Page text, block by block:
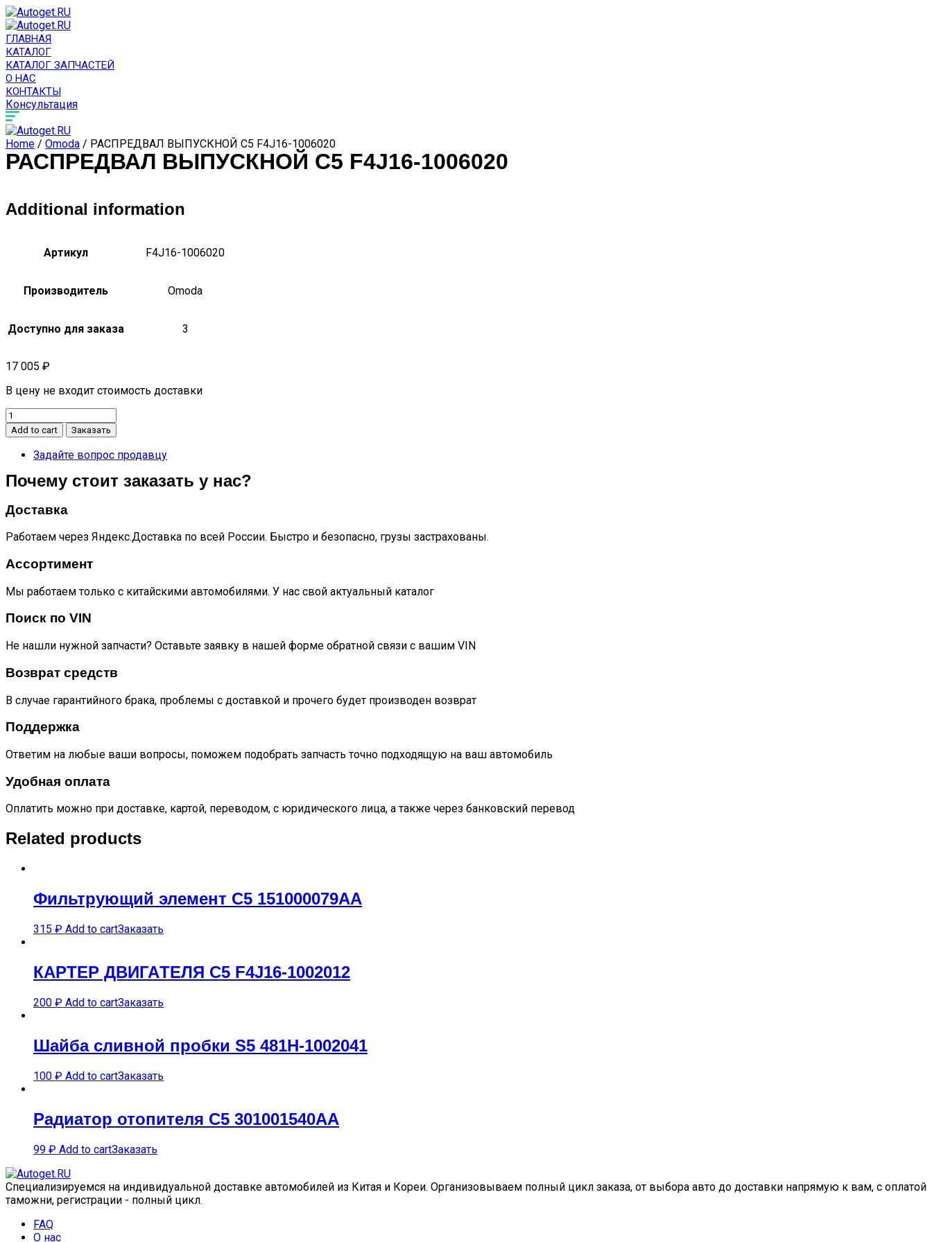
ГЛАВНАЯ
КАТАЛОГ
КАТАЛОГ ЗАПЧАСТЕЙ
О НАС
КОНТАКТЫ
Консультация
Home / Omoda / РАСПРЕДВАЛ ВЫПУСКНОЙ C5 F4J16-1006020
РАСПРЕДВАЛ ВЫПУСКНОЙ C5 F4J16-1006020
Additional information
Артикул F4J16-1006020
Производитель Omoda
Доступно для заказа 3
17 005 ₽
В цену не входит стоимость доставки
РАСПРЕДВАЛ
ВЫПУСКНОЙ
C5
F4J16-
quantity
Add to cart Заказать
Задайте вопрос продавцу
Почему стоит заказать у нас?
Доставка
Работаем через Яндекс.Доставка по всей России. Быстро и безопасно, грузы застрахованы.
Ассортимент
Мы работаем только с китайскими автомобилями. У нас свой актуальный каталог
Поиск по VIN
Не нашли нужной запчасти? Оставьте заявку в нашей форме обратной связи с вашим VIN
Возврат средств
В случае гарантийного брака, проблемы с доставкой и прочего будет производен возврат
Поддержка
Ответим на любые ваши вопросы, поможем подобрать запчасть точно подходящую на ваш автомобиль
Удобная оплата
Оплатить можно при доставке, картой, переводом, с юридического лица, а также через банковский перевод
Related products
Фильтрующий элемент C5 151000079AA
315 ₽ Add to cartЗаказать
КАРTЕР ДВИГАTЕЛЯ C5 F4J16-1002012
200 ₽ Add to cartЗаказать
Шайба сливной пробки S5 481H-1002041
100 ₽ Add to cartЗаказать
Радиатор отопителя C5 301001540AA
99 ₽ Add to cartЗаказать
Специализируемся на индивидуальной доставке автомобилей из Китая и Кореи. Организовываем полный цикл заказа, от выбора авто до доставки напрямую к вам, с оплатой
таможни, регистрации - полный цикл.
FAQ
О нас